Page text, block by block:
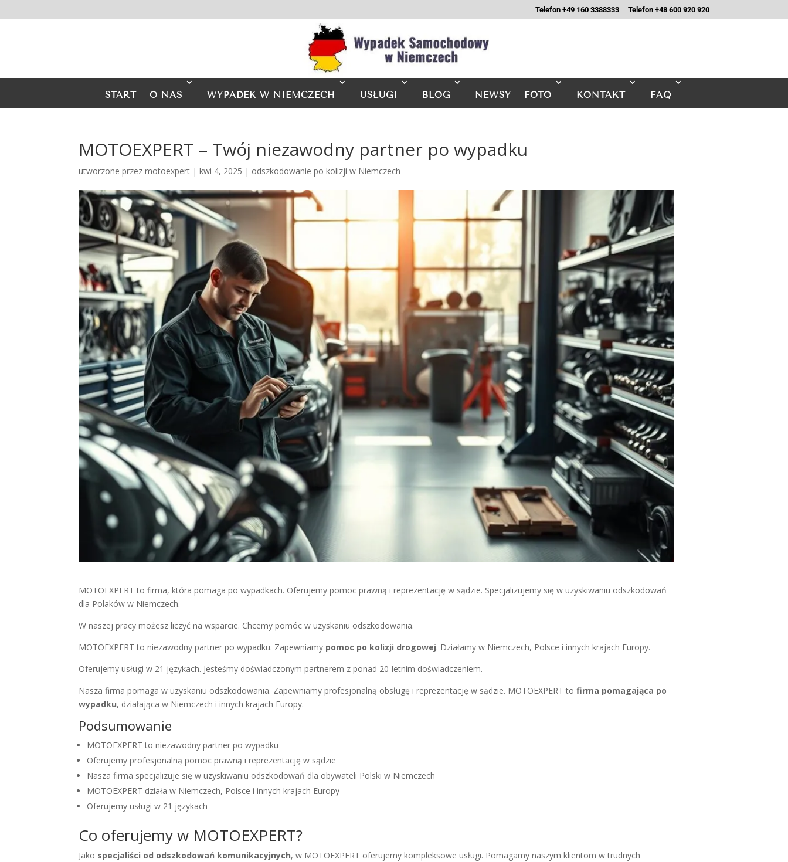
Telefon +49 160 3388333 Telefon +48 600 920 920
START O NAS WYPADEK W NIEMCZECH USŁUGI BLOG NEWSY FOTO KONTAKT FAQ
MOTOEXPERT – Twój niezawodny partner po wypadku
utworzone przezmotoexpert |kwi 4, 2025 | odszkodowanie po kolizji w Niemczech
MOTOEXPERT to firma, która pomaga po wypadkach. Oferujemy pomoc prawną i reprezentację w sądzie. Specjalizujemy się w uzyskiwaniu odszkodowań
dla Polaków w Niemczech.
W naszej pracy możesz liczyć na wsparcie. Chcemy pomóc w uzyskaniu odszkodowania.
MOTOEXPERT to niezawodny partner po wypadku. Zapewniamy pomoc po kolizji drogowej. Działamy w Niemczech, Polsce i innych krajach Europy.
Oferujemy usługi w 21 językach. Jesteśmy doświadczonym partnerem z ponad 20-letnim doświadczeniem.
Nasza firma pomaga w uzyskaniu odszkodowania. Zapewniamy profesjonalną obsługę i reprezentację w sądzie. MOTOEXPERT tofirma pomagająca po
wypadku, działająca w Niemczech i innych krajach Europy.
Podsumowanie
MOTOEXPERT to niezawodny partner po wypadku
Oferujemy profesjonalną pomoc prawną i reprezentację w sądzie
Nasza firma specjalizuje się w uzyskiwaniu odszkodowań dla obywateli Polski w Niemczech
MOTOEXPERT działa w Niemczech, Polsce i innych krajach Europy
Oferujemy usługi w 21 językach
Co oferujemy w MOTOEXPERT?
Jako specjaliści od odszkodowań komunikacyjnych, w MOTOEXPERT oferujemy kompleksowe usługi. Pomagamy naszym klientom w trudnych